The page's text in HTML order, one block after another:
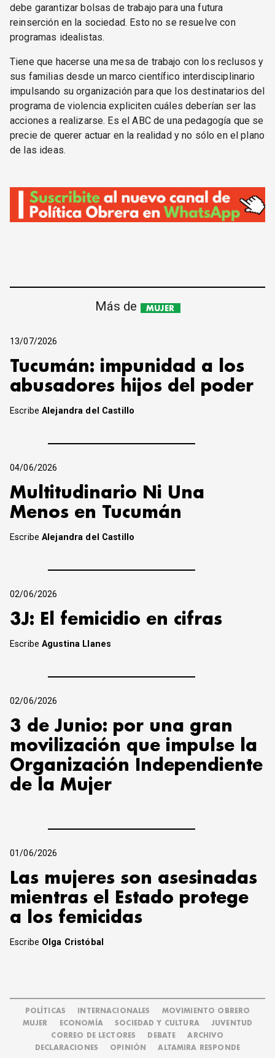
debe garantizar bolsas de trabajo para una futura
reinserción en la sociedad. Esto no se resuelve con
programas idealistas.
Tiene que hacerse una mesa de trabajo con los reclusos y
sus familias desde un marco científico interdisciplinario
impulsando su organización para que los destinatarios del
programa de violencia expliciten cuáles deberían ser las
acciones a realizarse. Es el ABC de una pedagogía que se
precie de querer actuar en la realidad y no sólo en el plano
de las ideas.
Más de MUJER
13/07/2026
Tucumán: impunidad a los
abusadores hijos del poder
EscribeAlejandra del Castillo
04/06/2026
Multitudinario Ni Una
Menos en Tucumán
EscribeAlejandra del Castillo
02/06/2026
3J: El femicidio en cifras
EscribeAgustina Llanes
02/06/2026
3 de Junio: por una gran
movilización que impulse la
Organización Independiente
de la Mujer
01/06/2026
Las mujeres son asesinadas
mientras el Estado protege
a los femicidas
Escribe Olga Cristóbal
POLÍTICAS INTERNACIONALES
MOVIMIENTO OBRERO
MUJER
ECONOMÍA SOCIEDAD Y CULTURA
JUVENTUD
CORREO DE LECTORES
DEBATE
ARCHIVO
DECLARACIONES
OPINIÓN ALTAMIRA RESPONDE